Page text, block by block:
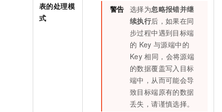
表的处理模
式
警告 选择为忽略报错并继
续执行后，如果在同
步过程中遇到目标端
的 Key 与源端中的
Key 相同，会将源端
的数据覆盖写入目标
端中，从而可能会导
致目标端原有的数据
丢失，请谨慎选择。